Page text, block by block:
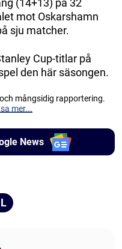
(14+13) på 32
mot Oskarshamn
sju matcher.
Cup-titlar på
den här säsongen.
mångsidig rapportering.
mer...
News